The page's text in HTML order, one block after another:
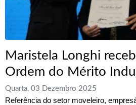
Maristela Longhi
Ordem do Mérito
Quarta, 03 Dezembro 2025
Referência do setor moveleiro,